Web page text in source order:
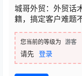
城哥外贸：外贸话
籍，搞定客户难题
您当前的等级为 游客
请先 登录